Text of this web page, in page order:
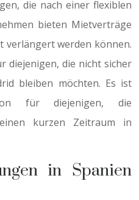
die nach einer flexiblen
bieten Mietverträge
verlängert werden können.
diejenigen, die nicht sicher
bleiben möchten. Es ist
für diejenigen, die
kurzen Zeitraum in
in Spanien